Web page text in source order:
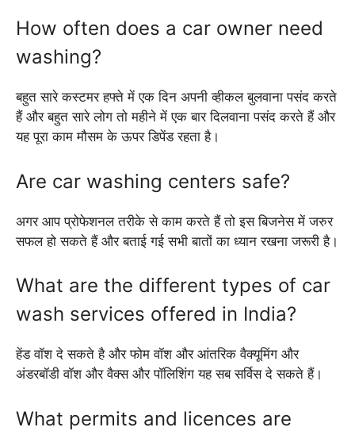
How often does a car owner need
washing?
बहुत सारे कस्टमर हफ्ते में एक दिन अपनी व्हीकल बुलवाना पसंद करते
हैं और बहुत सारे लोग तो महीने में एक बार दिलवाना पसंद करते हैं और
यह पूरा काम मौसम के ऊपर डिपेंड रहता है।
Are car washing centers safe?
अगर आप प्रोफेशनल तरीके से काम करते हैं तो इस बिजनेस में जरुर
सफल हो सकते हैं और बताई गई सभी बातों का ध्यान रखना जरूरी है।
What are the different types of car
wash services offered in India?
हेंड वॉश दे सकते है और फोम वॉश और आंतरिक वैक्यूमिंग और
अंडरबॉडी वॉश और वैक्स और पॉलिशिंग यह सब सर्विस दे सकते हैं।
What permits and licences are